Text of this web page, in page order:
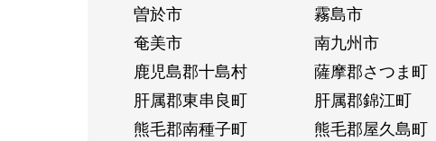
曽於市
霧島市
奄美市
南九州市
鹿児島郡十島村
薩摩郡さつま町
肝属郡東串良町
肝属郡錦江町
熊毛郡南種子町
熊毛郡屋久島町